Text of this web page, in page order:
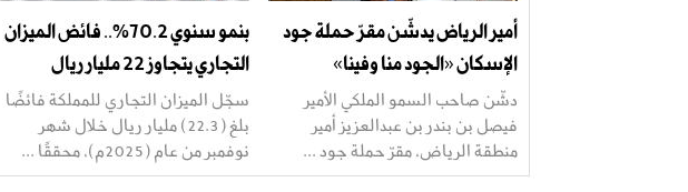
أمير الرياض يدشّن مقرّ حملة جود
الإسكان «الجود منا وفينا»
دشّن صاحب السمو الملكي الأمير
فيصل بن بندر بن عبدالعزيز أمير
منطقة الرياض، مقرّ حملة جود ...
بنمو سنوي 70.2%.. فائض الميزان
التجاري يتجاوز 22 مليار ريال
سجّل الميزان التجاري للمملكة فائضًا
بلغ (22.3) مليار ريال خلال شهر
نوفمبر من عام (2025م)، محققًا ...